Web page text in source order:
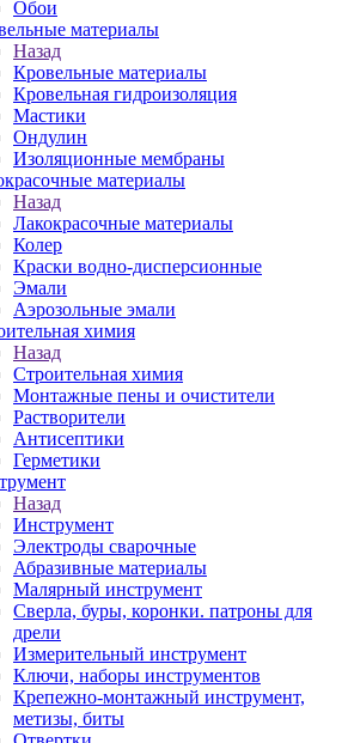
Обои
материалы
Назад
Кровельные материалы
Кровельная гидроизоляция
Мастики
Ондулин
Изоляционные мембраны
материалы
Назад
Лакокрасочные материалы
Колер
Краски водно-дисперсионные
Эмали
Аэрозольные эмали
химия
Назад
Строительная химия
Монтажные пены и очистители
Растворители
Антисептики
Герметики
Назад
Инструмент
Электроды сварочные
Абразивные материалы
Малярный инструмент
Сверла, буры, коронки. патроны для
дрели
Измерительный инструмент
Ключи, наборы инструментов
Крепежно-монтажный инструмент,
метизы, биты